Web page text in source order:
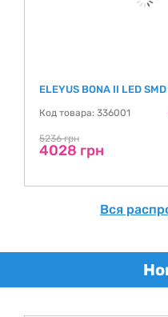
ELEYUS BONA II LED
Код товара: 336001
5236 грн
4028 грн
Вся